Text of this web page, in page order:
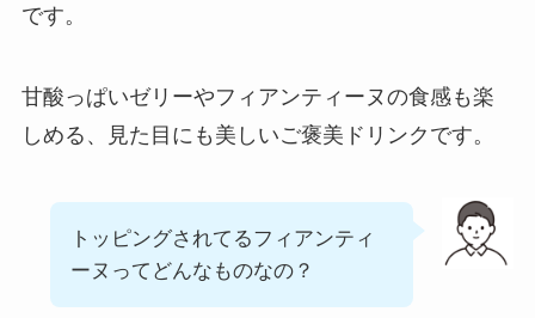
め！利用可能な支払
方法も解説
ー一覧！出前デリバ
リーの注文方法も解
です。
甘酸っぱいゼリーやフィアンティーヌの食感も楽
しめる、見た目にも美しいご褒美ドリンクです。
トッピングされてるフィアンティ
ーヌってどんなものなの？